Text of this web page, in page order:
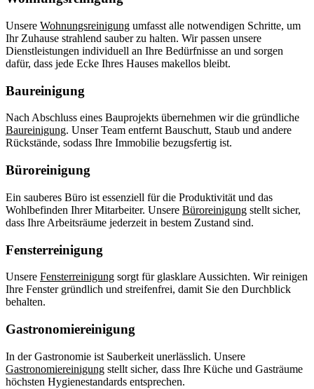
Unsere Wohnungsreinigung umfasst alle notwendigen Schritte, um
Ihr Zuhause strahlend sauber zu halten. Wir passen unsere
Dienstleistungen individuell an Ihre Bedürfnisse an und sorgen
dafür, dass jede Ecke Ihres Hauses makellos bleibt.
Baureinigung
Nach Abschluss eines Bauprojekts übernehmen wir die gründliche
Baureinigung. Unser Team entfernt Bauschutt, Staub und andere
Rückstände, sodass Ihre Immobilie bezugsfertig ist.
Büroreinigung
Ein sauberes Büro ist essenziell für die Produktivität und das
Wohlbefinden Ihrer Mitarbeiter. Unsere Büroreinigung stellt sicher,
dass Ihre Arbeitsräume jederzeit in bestem Zustand sind.
Fensterreinigung
Unsere Fensterreinigung sorgt für glasklare Aussichten. Wir reinigen
Ihre Fenster gründlich und streifenfrei, damit Sie den Durchblick
behalten.
Gastronomiereinigung
In der Gastronomie ist Sauberkeit unerlässlich. Unsere
Gastronomiereinigung stellt sicher, dass Ihre Küche und Gasträume
höchsten Hygienestandards entsprechen.